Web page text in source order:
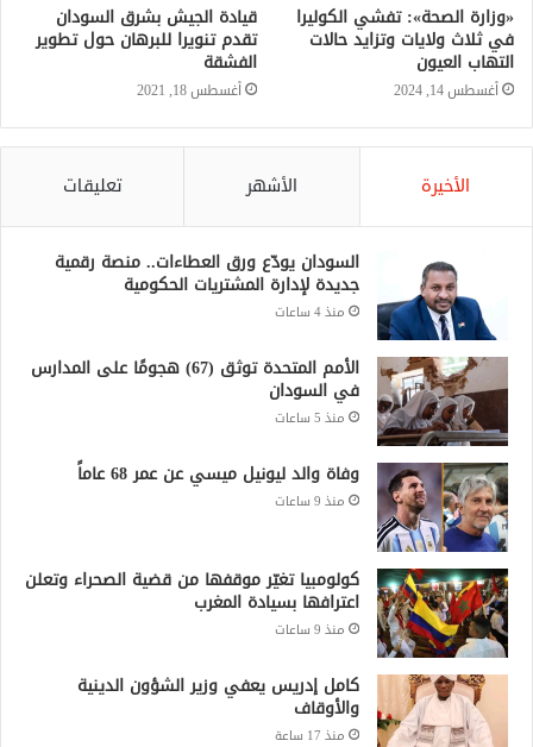
«وزارة الصحة»: تفشي الكوليرا
في ثلاث ولايات وتزايد حالات
التهاب العيون
أغسطس 14, 2024
قيادة الجيش بشرق السودان
تقدم تنويرا للبرهان حول تطوير
الفشقة
أغسطس 18, 2021
الأخيرة الأشهر تعليقات
السودان يودّع ورق العطاءات.. منصة رقمية
جديدة لإدارة المشتريات الحكومية
منذ 4 ساعات
الأمم المتحدة توثق (67) هجومًا على المدارس
في السودان
منذ 5 ساعات
وفاة والد ليونيل ميسي عن عمر 68 عاماً
منذ 9 ساعات
كولومبيا تغيّر موقفها من قضية الصحراء وتعلن
اعترافها بسيادة المغرب
منذ 9 ساعات
كامل إدريس يعفي وزير الشؤون الدينية
والأوقاف
منذ 17 ساعة